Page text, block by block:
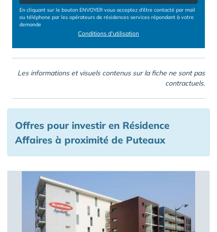
En cliquant sur le bouton ENVOYER vous acceptez d’être contacté par mail
ou téléphone par les opérateurs de résidences services répondant à votre
demande
Conditions d'utilisation
Les informations et visuels contenus sur la fiche ne sont pas
contractuels.
Offres pour investir en Résidence
Affaires à proximité de Puteaux